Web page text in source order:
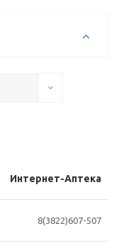
Интернет-Аптека
8(3822)607-507